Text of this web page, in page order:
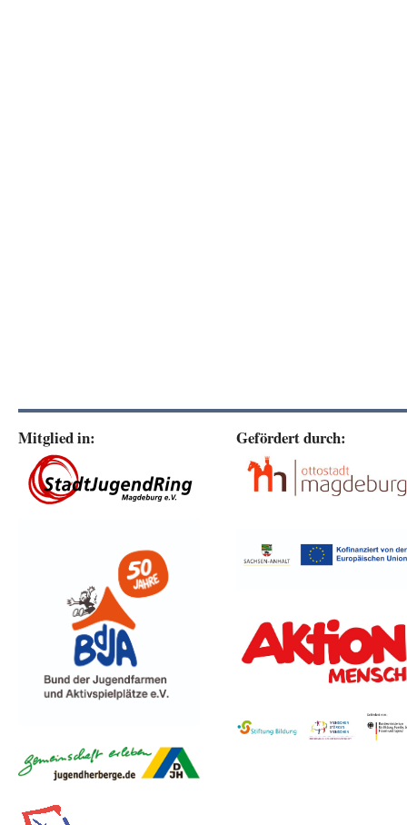
Mitglied in: Gefördert durch: